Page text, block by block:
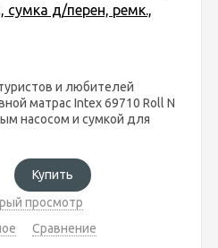
сумка д/перен, ремк.,
и любителей
матрас Intex 69710 Roll N
насосом и сумкой для
Купить
просмотр
Сравнение